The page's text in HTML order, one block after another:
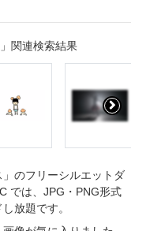
関連検索結果
のフリーシルエットダ
では、JPG・PNG形式
放題です。